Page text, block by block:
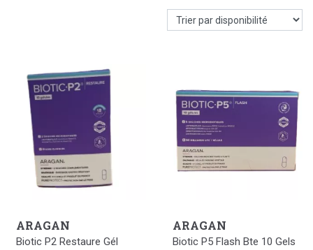
ARAGAN
Biotic P2 Restaure Gél
ARAGAN
Biotic P5 Flash Bte 10 Gels